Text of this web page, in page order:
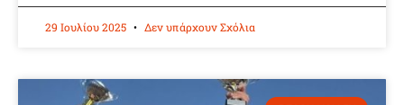
29 Ιουλίου 2025 Δεν υπάρχουν Σχόλια